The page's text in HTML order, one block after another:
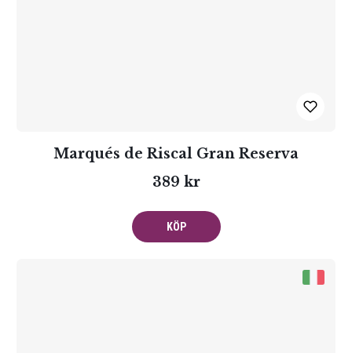
Marqués de Riscal Gran Reserva
389 kr
KÖP